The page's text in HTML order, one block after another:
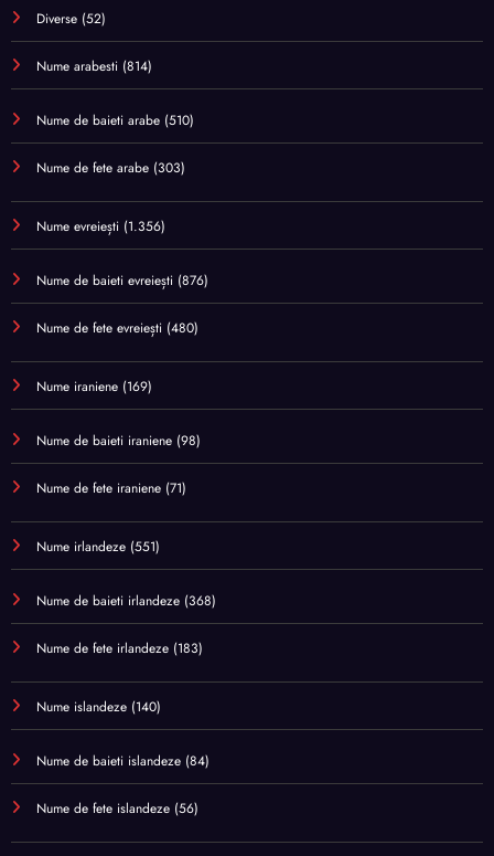
Diverse (52)
Nume arabesti (814)
Nume de baieti arabe (510)
Nume de fete arabe (303)
Nume evreiești (1.356)
Nume de baieti evreiești (876)
Nume de fete evreiești (480)
Nume iraniene (169)
Nume de baieti iraniene (98)
Nume de fete iraniene (71)
Nume irlandeze (551)
Nume de baieti irlandeze (368)
Nume de fete irlandeze (183)
Nume islandeze (140)
Nume de baieti islandeze (84)
Nume de fete islandeze (56)